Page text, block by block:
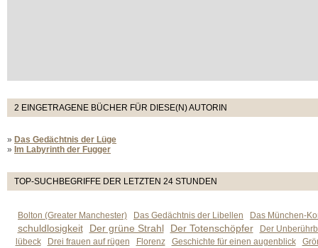
2 EINGETRAGENE BÜCHER FÜR DIESE(N) AUTORIN
» Das Gedächtnis der Lüge
» Im Labyrinth der Fugger
TOP-SUCHBEGRIFFE DER LETZTEN 24 STUNDEN
Bolton (Greater Manchester) Das Gedächtnis der Libellen Das München-
schuldlosigkeit Der grüne Strahl Der Totenschöpfer
Der
lübeck
Drei frauen auf rügen Florenz Geschichte für einen augenblick